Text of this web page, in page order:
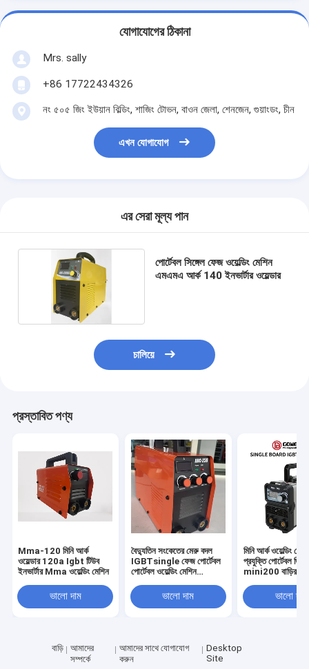
যোগাযোগের ঠিকানা
Mrs. sally
+86 17722434326
নং ৫০৫ জিং ইউয়ান বিল্ডিং, শাজিং টোভন, বাওন জেলা, শেনজেন, গুয়াংডং, চীন
এখন যোগাযোগ
এর সেরা মূল্য পান
পোর্টেবল সিঙ্গেল ফেজ ওয়েল্ডিং মেশিন
এমএমএ আর্ক 140 ইনভার্টার ওয়েল্ডার
চালিয়ে
প্রস্তাবিত পণ্য
Mma-120 মিনি আর্ক
ওয়েল্ডার 120a Igbt টিউব
ইনভার্টার Mma ওয়েল্ডিং মেশিন
ভালো দাম
বৈদ্যুতিন সংকেতের মেরু বদল
IGBTsingle ফেজ পোর্টেবল
পোর্টেবল ওয়েল্ডিং মেশিন
ARC200ভালো দাম
মিনি আর্ক ওয়েল্ডিং
প্রযুক্তি পোর্টেবল ডিসি
mini200 বাড়ির
AC220Vভালো দাম
বাড়ি
আমাদের
সম্পর্কে
আমাদের সাথে যোগাযোগ
করুন
Desktop
Site